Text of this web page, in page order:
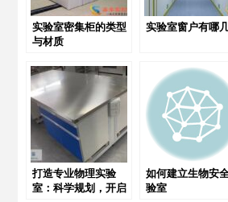
实验室密集柜的类型
与材质
实验室窗户有哪
打造专业物理实验
室：科学规划，开启
如何建立生物安
验室